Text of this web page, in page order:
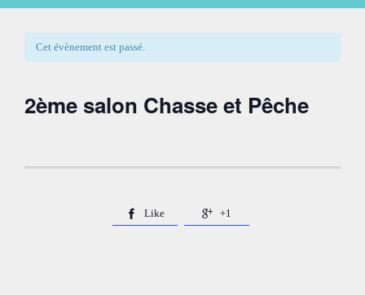
Cet évènement est passé.
2ème salon Chasse et Pêche
 Like  +1